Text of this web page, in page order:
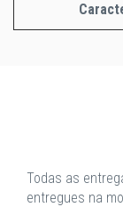
Todas as
entregues na